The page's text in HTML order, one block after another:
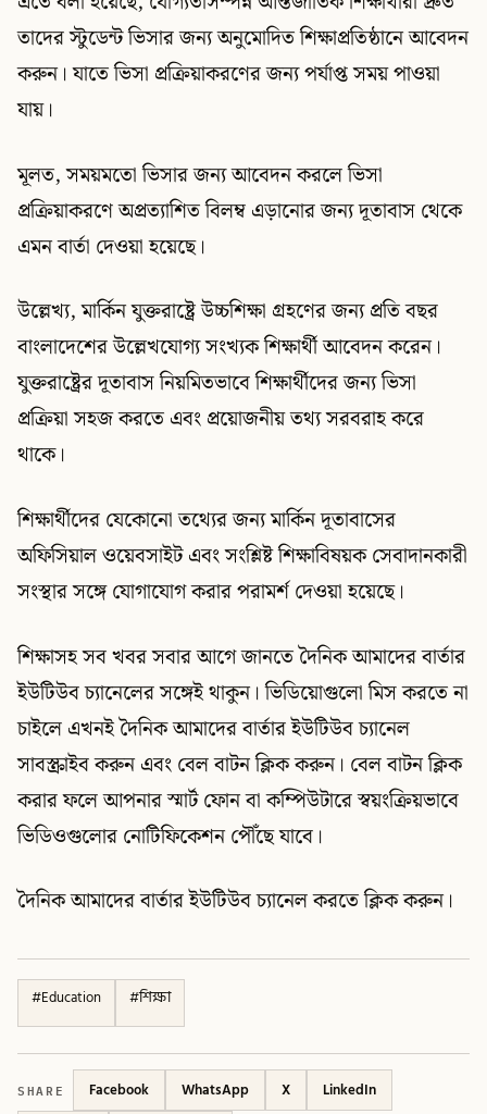
তাদের ‍স্টুডেন্ট ভিসার জন্য অনুমোদিত শিক্ষাপ্রতিষ্ঠানে আবেদন
করুন। যাতে ভিসা প্রক্রিয়াকরণের জন্য পর্যাপ্ত সময় পাওয়া
যায়।
মূলত, সময়মতো ভিসার জন্য আবেদন করলে ভিসা
প্রক্রিয়াকরণে অপ্রত্যাশিত বিলম্ব এড়ানোর জন্য দূতাবাস থেকে
এমন বার্তা দেওয়া হয়েছে।
উল্লেখ্য, মার্কিন যুক্তরাষ্ট্রে উচ্চশিক্ষা গ্রহণের জন্য প্রতি বছর
বাংলাদেশের উল্লেখযোগ্য সংখ্যক শিক্ষার্থী আবেদন করেন।
যুক্তরাষ্ট্রের দূতাবাস নিয়মিতভাবে শিক্ষার্থীদের জন্য ভিসা
প্রক্রিয়া সহজ করতে এবং প্রয়োজনীয় তথ্য সরবরাহ করে
থাকে।
শিক্ষার্থীদের যেকোনো তথ্যের জন্য মার্কিন দূতাবাসের
অফিসিয়াল ওয়েবসাইট এবং সংশ্লিষ্ট শিক্ষাবিষয়ক সেবাদানকারী
সংস্থার সঙ্গে যোগাযোগ করার পরামর্শ দেওয়া হয়েছে।
শিক্ষাসহ সব খবর সবার আগে জানতে দৈনিক আমাদের বার্তার
ইউটিউব চ্যানেলের সঙ্গেই থাকুন। ভিডিয়োগুলো মিস করতে না
চাইলে এখনই দৈনিক আমাদের বার্তার ইউটিউব চ্যানেল
সাবস্ক্রাইব করুন এবং বেল বাটন ক্লিক করুন। বেল বাটন ক্লিক
করার ফলে আপনার স্মার্ট ফোন বা কম্পিউটারে স্বয়ংক্রিয়ভাবে
ভিডিওগুলোর নোটিফিকেশন পৌঁছে যাবে।
দৈনিক আমাদের বার্তার ইউটিউব চ্যানেল করতে ক্লিক করুন।
#Education #শিক্ষা
SHARE Facebook WhatsApp X LinkedIn